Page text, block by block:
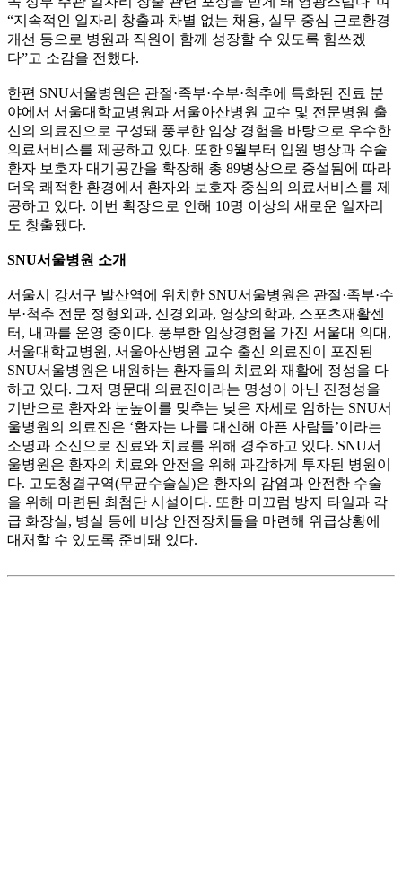
“지속적인 일자리 창출과 차별 없는 채용, 실무 중심 근로환경
개선 등으로 병원과 직원이 함께 성장할 수 있도록 힘쓰겠
다”고 소감을 전했다.
한편 SNU서울병원은 관절·족부·수부·척추에 특화된 진료 분
야에서 서울대학교병원과 서울아산병원 교수 및 전문병원 출
신의 의료진으로 구성돼 풍부한 임상 경험을 바탕으로 우수한
의료서비스를 제공하고 있다. 또한 9월부터 입원 병상과 수술
환자 보호자 대기공간을 확장해 총 89병상으로 증설됨에 따라
더욱 쾌적한 환경에서 환자와 보호자 중심의 의료서비스를 제
공하고 있다. 이번 확장으로 인해 10명 이상의 새로운 일자리
도 창출됐다.
SNU서울병원 소개
서울시 강서구 발산역에 위치한 SNU서울병원은 관절·족부·수
부·척추 전문 정형외과, 신경외과, 영상의학과, 스포츠재활센
터, 내과를 운영 중이다. 풍부한 임상경험을 가진 서울대 의대,
서울대학교병원, 서울아산병원 교수 출신 의료진이 포진된
SNU서울병원은 내원하는 환자들의 치료와 재활에 정성을 다
하고 있다. 그저 명문대 의료진이라는 명성이 아닌 진정성을
기반으로 환자와 눈높이를 맞추는 낮은 자세로 임하는 SNU서
울병원의 의료진은 ‘환자는 나를 대신해 아픈 사람들’이라는
소명과 소신으로 진료와 치료를 위해 경주하고 있다. SNU서
울병원은 환자의 치료와 안전을 위해 과감하게 투자된 병원이
다. 고도청결구역(무균수술실)은 환자의 감염과 안전한 수술
을 위해 마련된 최첨단 시설이다. 또한 미끄럼 방지 타일과 각
급 화장실, 병실 등에 비상 안전장치들을 마련해 위급상황에
대처할 수 있도록 준비돼 있다.